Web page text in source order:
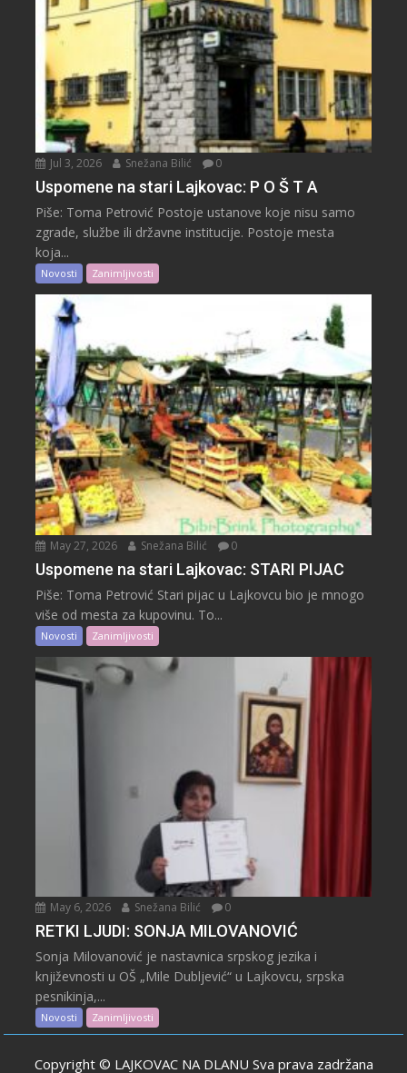
Jul 3, 2026 Snežana Bilić 0
Uspomene na stari Lajkovac: P O Š T A
Piše: Toma Petrović Postoje ustanove koje nisu samo
zgrade, službe ili državne institucije. Postoje mesta
koja...
Novosti Zanimljivosti
May 27, 2026 Snežana Bilić 0
Uspomene na stari Lajkovac: STARI PIJAC
Piše: Toma Petrović Stari pijac u Lajkovcu bio je mnogo
više od mesta za kupovinu. To...
Novosti Zanimljivosti
May 6, 2026 Snežana Bilić 0
RETKI LJUDI: SONJA MILOVANOVIĆ
Sonja Milovanović je nastavnica srpskog jezika i
književnosti u OŠ „Mile Dubljević“ u Lajkovcu, srpska
pesnikinja,...
Novosti Zanimljivosti
Copyright © LAJKOVAC NA DLANU Sva prava zadržana